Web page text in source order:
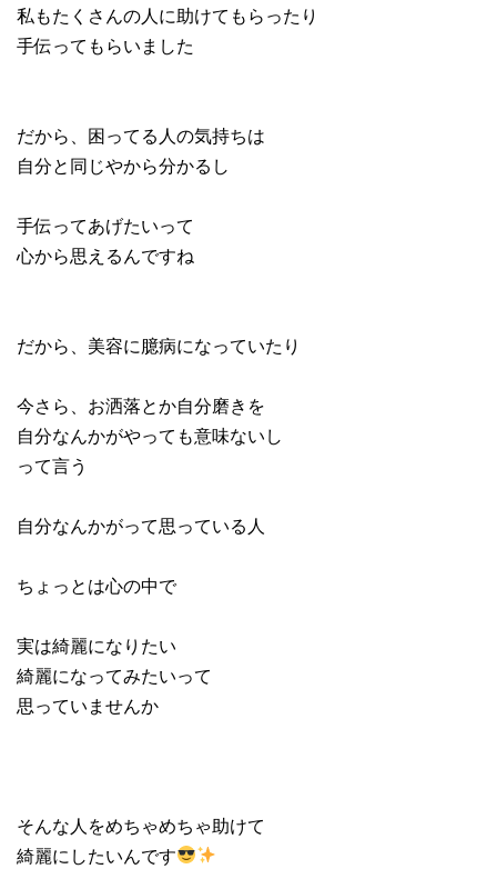
私もたくさんの人に助けてもらったり
手伝ってもらいました
だから、困ってる人の気持ちは
自分と同じやから分かるし
手伝ってあげたいって
心から思えるんですね
だから、美容に臆病になっていたり
今さら、お洒落とか自分磨きを
自分なんかがやっても意味ないし
って言う
自分なんかがって思っている人
ちょっとは心の中で
実は綺麗になりたい
綺麗になってみたいって
思っていませんか
そんな人をめちゃめちゃ助けて
綺麗にしたいんです